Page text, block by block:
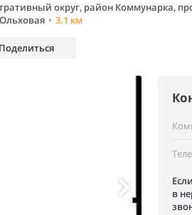
округ, район Коммунарка,
• 3.1 км
Поделиться
в